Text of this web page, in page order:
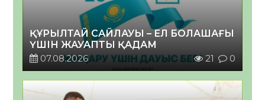
ҚҰРЫЛТАЙ САЙЛАУЫ – ЕЛ БОЛАШАҒЫ
ҮШІН ЖАУАПТЫ ҚАДАМ
07.08.2026
21 0